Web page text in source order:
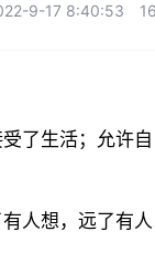
9-17 8:40:53
了生活；允许
人想，远了有